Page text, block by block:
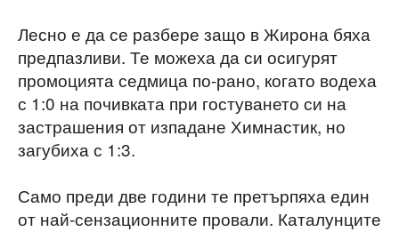
Лесно е да се разбере защо в Жирона бяха
предпазливи. Те можеха да си осигурят
промоцията седмица по-рано, когато водеха
с 1:0 на почивката при гостуването си на
застрашения от изпадане Химнастик, но
загубиха с 1:3.
Само преди две години те претърпяха един
от най-сензационните провали. Каталунците